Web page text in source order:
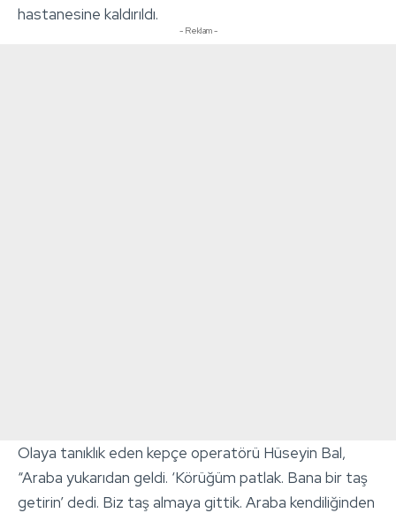
hastanesine kaldırıldı.
- Reklam -
Olaya tanıklık eden kepçe operatörü Hüseyin Bal,
“Araba yukarıdan geldi. ‘Körüğüm patlak. Bana bir taş
getirin’ dedi. Biz taş almaya gittik. Araba kendiliğinden